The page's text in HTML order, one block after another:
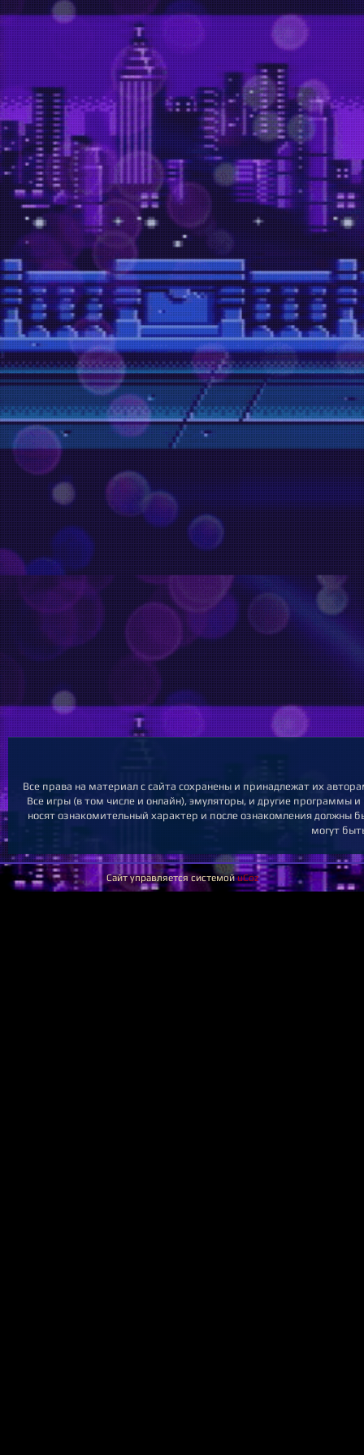
Все права на материал с сайта сохранены и принадлежат их
Все игры (в том числе и онлайн), эмуляторы, и другие программы
носят ознакомительный характер и после ознакомления должны
могут
Сайт управляется системойuCoz